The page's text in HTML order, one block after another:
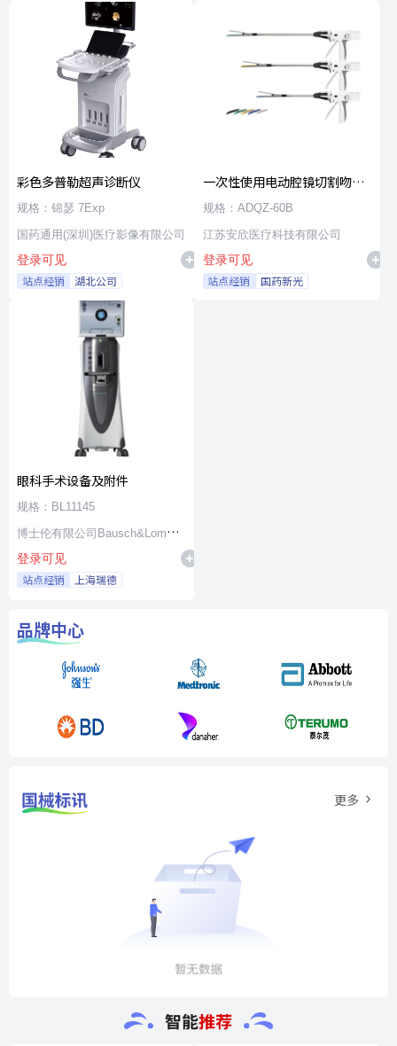
彩色多普勒超声诊断仪
规格：锦瑟 7Exp
国药通用(深圳)医疗影像有限公司
登录可见
站点经销 湖北公司
一次性使用电动腔镜切割吻合
器及组件
规格：ADQZ-60B
江苏安欣医疗科技有限公司
登录可见
站点经销 国药新光
眼科手术设备及附件
规格：BL11145
博士伦有限公司Bausch&Lomb
Incorporated
登录可见
站点经销 上海瑞德
品牌中心